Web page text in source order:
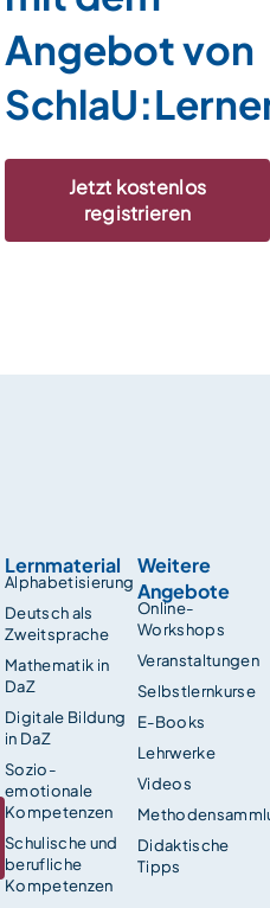
Angebot von
Jetzt kostenlos
registrieren
Lernmaterial
Alphabetisierung
Deutsch als
Zweitsprache
Mathematik in
DaZ
Digitale Bildung
in DaZ
Sozio-
emotionale
Kompetenzen
Schulische und
berufliche
Kompetenzen
Weitere
Angebote
Online-
Workshops
Veranstaltungen
Selbstlernkurse
E-Books
Lehrwerke
Videos
Didaktische
Tipps